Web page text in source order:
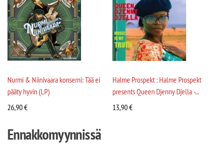
Nurmi & Niinivaara konserni: Tää ei
pääty hyvin (LP)
26,90€
Halme Prospekt : Halme Prospekt
presents Queen Djenny Djella -...
13,90€
Ennakkomyynnissä